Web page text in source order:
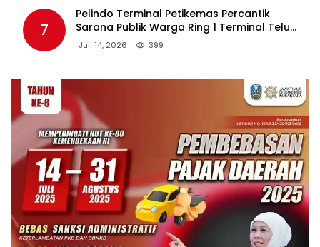
7
Pelindo Terminal Petikemas Percantik
Sarana Publik Warga Ring 1 Terminal Teluk
Lamong Lewat Program TJSL
Juli 14, 2026 399